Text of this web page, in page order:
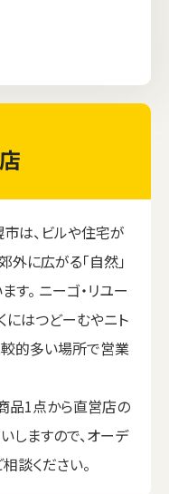
は、ビルや住宅が
外に広がる「自然」
す。 ニーゴ・リユー
はつどーむやニト
較的多い場所で営業
品1点から直営店の
しますので、オーデ
談ください。